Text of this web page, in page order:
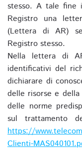
stesso. A tale fine
Registro una
(Lettera di AR)
Registro stesso.
Nella lettera di
identificativi del
dichiarare di
delle risorse e
delle norme
sul trattamento
https://
Clienti-